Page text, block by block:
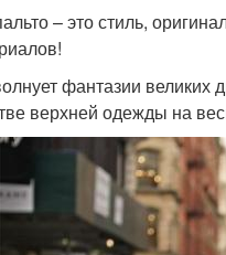
– это стиль,
фантазии
верхней одежды на